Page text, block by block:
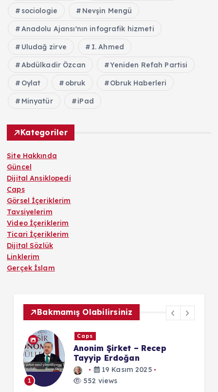
sociologie Nevşin Mengü
Anadolu Ajansı'nın infografik hizmeti
Uludağ zirve I. Ahmed
Abdülkadir Özcan Yeniden Refah Partisi
Oylat obruk Obruk Haberleri
Minyatür iPad
Kategoriler
Site Hakkında
Güncel
Dijital Ansiklopedi
Caps
Görsel İçeriklerim
Tavsiyelerim
Video İçeriklerim
Ticari İçeriklerim
Dijital Sözlük
Linklerim
Gerçek İslam
Bakmamış Olabilirsiniz
1
Caps
Anonim Şirket – Recep
Tayyip Erdoğan
19 Kasım 2025
552 views